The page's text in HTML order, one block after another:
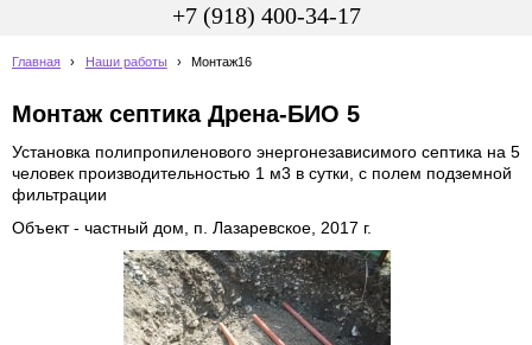
+7 (918) 400-34-17
Главная › Наши работы › Монтаж16
Монтаж септика Дрена-БИО 5
Установка полипропиленового энергонезависимого септика на 5
человек производительностью 1 м3 в сутки, с полем подземной
фильтрации
Объект - частный дом, п. Лазаревское, 2017 г.